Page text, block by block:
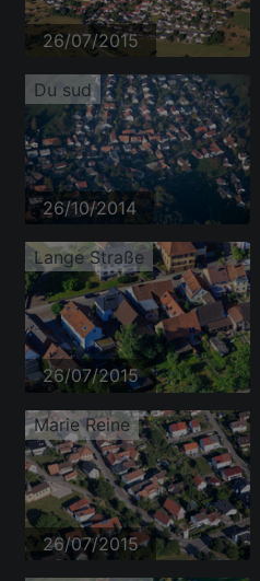
26/07/2015
Du sud
26/10/2014
Lange Straße
26/07/2015
Marie Reine
26/07/2015